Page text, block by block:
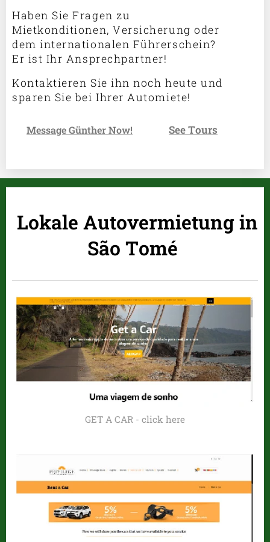
Haben Sie Fragen zu
Mietkonditionen, Versicherung oder
dem internationalen Führerschein?
Er ist Ihr Ansprechpartner!
Kontaktieren Sie ihn noch heute und
sparen Sie bei Ihrer Automiete!
Message Günther Now! See Tours
Lokale Autovermietung in
São Tomé
GET A CAR - click here